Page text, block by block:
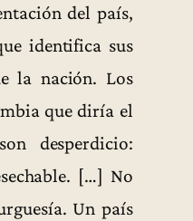
del país,
identifica sus
la nación. Los
que diría el
desperdicio:
[…] No
Un país